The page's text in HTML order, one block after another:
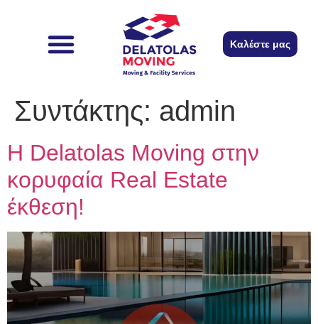
Καλέστε μας
Συντάκτης: admin
Η Delatolas Moving στην
κορυφαία Real Estate
έκθεση!